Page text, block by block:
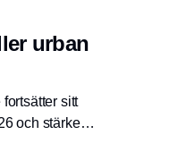
urban
sitt
och stärker